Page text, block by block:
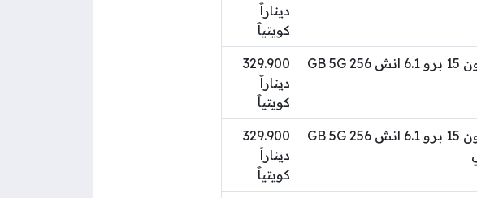
ديناراََ
كويتياََ
موبايل أبل ايفون 15 برو 6.1 انش 256 GB 5G
329.900
ديناراََ
كويتياََ
موبايل أبل ايفون 15 برو 6.1 انش 256 GB 5G
329.900
ديناراََ
كويتياََ